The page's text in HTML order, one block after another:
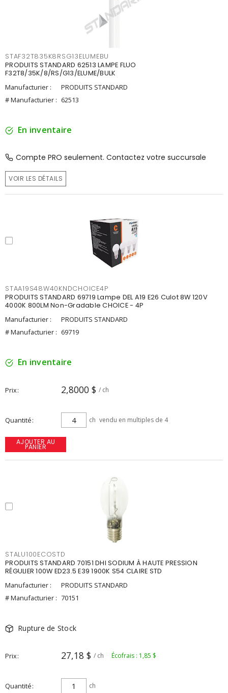
STAF32T835K8RSG13ELUMEBU
PRODUITS STANDARD 62513 LAMPE FLUO
F32T8/35K/8/RS/G13/ELUME/BULK
Manufacturier :
PRODUITS STANDARD
# Manufacturier : 62513
En inventaire
Compte PRO seulement. Contactez votre succursale
VOIR LES DÉTAILS
STAA19S48W40KNDCHOICE4P
PRODUITS STANDARD 69719 Lampe DEL A19 E26 Culot 8W 120V
4000K 800LM Non-Gradable CHOICE - 4P
Manufacturier :
PRODUITS STANDARD
# Manufacturier : 69719
En inventaire
Prix 2,8000 $ / ch
Quantité ch vendu en multiples de 4
AJOUTER AU
PANIER
STALU100ECOSTD
PRODUITS STANDARD 70151 DHI SODIUM À HAUTE PRESSION
RÉGULIER 100W ED23.5 E39 1900K S54 CLAIRE STD
Manufacturier :
PRODUITS STANDARD
# Manufacturier : 70151
Rupture de Stock
Prix 27,18 $ / ch Écofrais : 1,85 $
Quantité ch